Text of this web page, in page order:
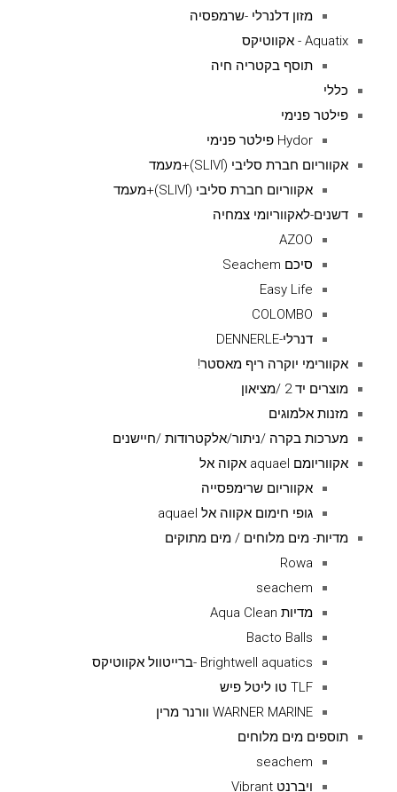
מזון דלנרלי -שרמפסיה
Aquatix - אקווטיקס
תוסף בקטריה חיה
כללי
פילטר פנימי
Hydor פילטר פנימי
אקווריום חברת סליבי (SLIVIׂׂ)+מעמד
אקווריום חברת סליבי (SLIVIׂׂ)+מעמד
דשנים-לאקווריומי צמחיה
AZOO
סיכם Seachem
Easy Life
COLOMBO
דנרלי-DENNERLE
אקוורימי יוקרה ריף מאסטר!
מוצרים יד 2 /מציאון
מזנות אלמוגים
מערכות בקרה /ניתור/אלקטרודות /חיישנים
אקווריומם aquael אקוה אל
אקווריום שרימפסייה
גופי חימום אקווה אל aquael
מדיות- מים מלוחים / מים מתוקים
Rowa
seachem
מדיות Aqua Clean
Bacto Balls
Brightwell aquatics -ברייטוול אקווטיקס
TLF טו ליטל פיש
WARNER MARINE וורנר מרין
תוספים מים מלוחים
seachem
ויברנט Vibrant